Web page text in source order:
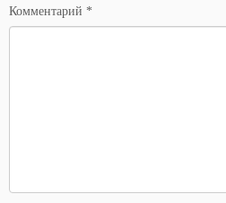
Комментарий *